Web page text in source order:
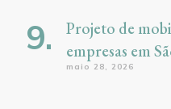
Projeto de
empresas em
maio 28, 2026